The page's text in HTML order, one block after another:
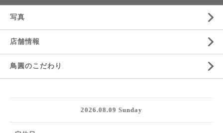
写真
店舗情報
鳥圓のこだわり
2026.08.09 Sunday